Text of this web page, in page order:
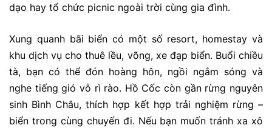
dạo hay tổ chức picnic ngoài trời cùng gia đình.
Xung quanh bãi biển có một số resort, homestay và
khu dịch vụ cho thuê lều, võng, xe đạp biển. Buổi chiều
tà, bạn có thể đón hoàng hôn, ngồi ngắm sóng và
nghe tiếng gió vỗ rì rào. Hồ Cốc còn gần rừng nguyên
sinh Bình Châu, thích hợp kết hợp trải nghiệm rừng –
biển trong cùng chuyến đi. Nếu bạn muốn tránh xa xô